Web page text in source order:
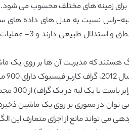
لینکدین) در
هستند که مدیریت آن ها بر روی یک
اپن
در مموری بر روی یک ماشین
می تواند مانع از اجرای متعارف این